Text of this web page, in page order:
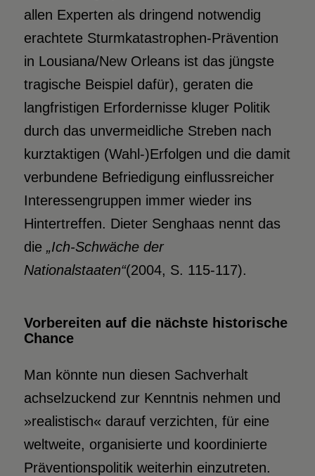
allen Experten als dringend notwendig
erachtete Sturmkatastrophen-Prävention
in Lousiana/New Orleans ist das jüngste
tragische Beispiel dafür), geraten die
langfristigen Erfordernisse kluger Politik
durch das unvermeidliche Streben nach
kurztaktigen (Wahl-)Erfolgen und die damit
verbundene Befriedigung einflussreicher
Interessengruppen immer wieder ins
Hintertreffen. Dieter Senghaas nennt das
die „Ich-Schwäche der
Nationalstaaten“(2004, S. 115-117).
Vorbereiten auf die nächste historische
Chance
Man könnte nun diesen Sachverhalt
achselzuckend zur Kenntnis nehmen und
»realistisch« darauf verzichten, für eine
weltweite, organisierte und koordinierte
Präventionspolitik weiterhin einzutreten.